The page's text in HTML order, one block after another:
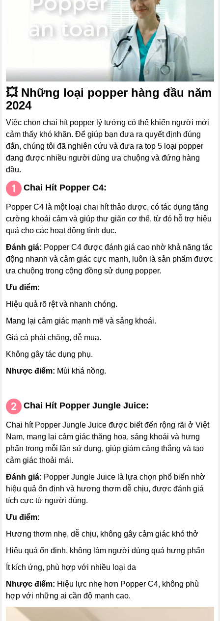
💥 Những loại popper hàng đầu năm
2024
Việc chọn chai hít popper lý tưởng có thể khiến người mới
cảm thấy khó khăn. Để giúp bạn đưa ra quyết định đúng
đắn, chúng tôi đã nghiên cứu và đưa ra top 5 loại popper
đang được nhiều người dùng ưa chuộng và đứng hàng
đầu.
Chai Hít Popper C4:
Popper C4 là một loại chai hít thảo dược, có tác dụng tăng
cường khoái cảm và giúp thư giãn cơ thể, từ đó hỗ trợ hiệu
quả cho các hoạt động tình dục.
Đánh giá: Popper C4 được đánh giá cao nhờ khả năng tác
động nhanh và cảm giác cực mạnh, luôn là sản phẩm được
ưa chuộng trong cộng đồng sử dụng popper.
Ưu điểm:
Hiệu quả rõ rệt và nhanh chóng.
Mang lại cảm giác mạnh mẽ và sảng khoái.
Giá cả phải chăng, dễ mua.
Không gây tác dụng phụ.
Nhược điểm: Mùi khá nồng.
Chai Hít Popper Jungle Juice:
Chai hít Popper Jungle Juice được biết đến rộng rãi ở Việt
Nam, mang lại cảm giác thăng hoa, sảng khoái và hưng
phấn trong mỗi lần sử dụng, giúp giảm căng thẳng và tạo
cảm giác thoải mái.
Đánh giá: Popper Jungle Juice là lựa chọn phổ biến nhờ
hiệu quả ổn định và hương thơm dễ chịu, được đánh giá
tích cực từ người dùng.
Ưu điểm:
Hương thơm nhẹ, dễ chịu, không gây cảm giác khó thở
Hiệu quả ổn định, không làm người dùng quá hưng phấn
Ít kích ứng, phù hợp với nhiều loại da
Nhược điểm: Hiệu lực nhẹ hơn Popper C4, không phù
hợp với những ai cần độ mạnh cao.